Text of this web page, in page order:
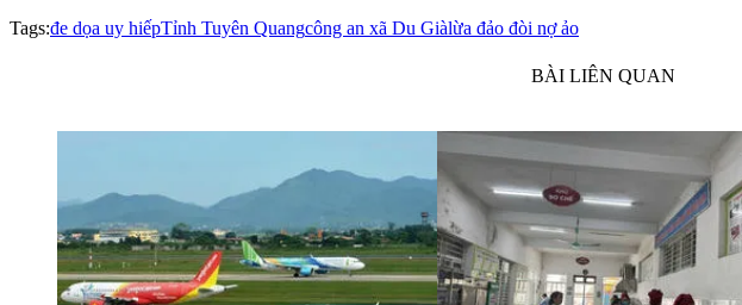
Tags:đe dọa uy hiếpTỉnh Tuyên Quangcông an xã Du Giàlừa đảo đòi nợ ảo
BÀI LIÊN QUAN